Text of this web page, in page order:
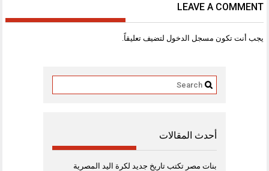
LEAVE A COMMENT
يجب أنت تكون مسجل الدخول لتضيف تعليقاً.
أحدث المقالات
بنات مصر تكتب تاريخ جديد لكرة اليد المصرية